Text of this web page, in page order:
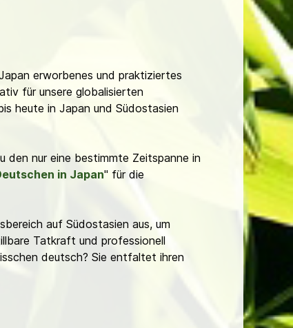
erworbenes und praktiziertes
für unsere globalisierten
heute in Japan und Südostasien
den nur eine bestimmte Zeitspanne in
in Japan" für die
auf Südostasien aus, um
Tatkraft und professionell
deutsch? Sie entfaltet ihren